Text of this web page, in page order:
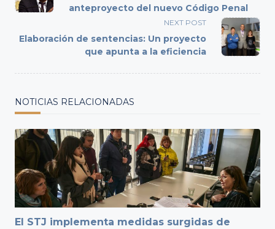
subtitle
reader-
text">Page</span>
anteproyecto del nuevo Código Penal
NEXT POST
Elaboración de sentencias: Un proyecto
que apunta a la eficiencia
NOTICIAS RELACIONADAS
El STJ implementa medidas surgidas de